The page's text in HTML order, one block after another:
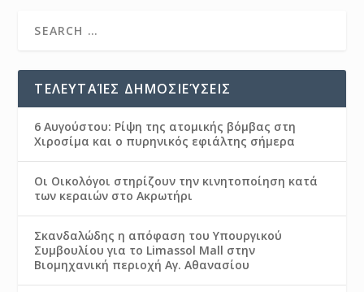
ΤΕΛΕΥΤΑΊΕΣ ΔΗΜΟΣΙΕΎΣΕΙΣ
6 Αυγούστου: Ρίψη της ατομικής βόμβας στη
Χιροσίμα και ο πυρηνικός εφιάλτης σήμερα
Οι Οικολόγοι στηρίζουν την κινητοποίηση κατά
των κεραιών στο Ακρωτήρι
Σκανδαλώδης η απόφαση του Υπουργικού
Συμβουλίου για το Limassol Mall στην
Βιομηχανική περιοχή Αγ. Αθανασίου